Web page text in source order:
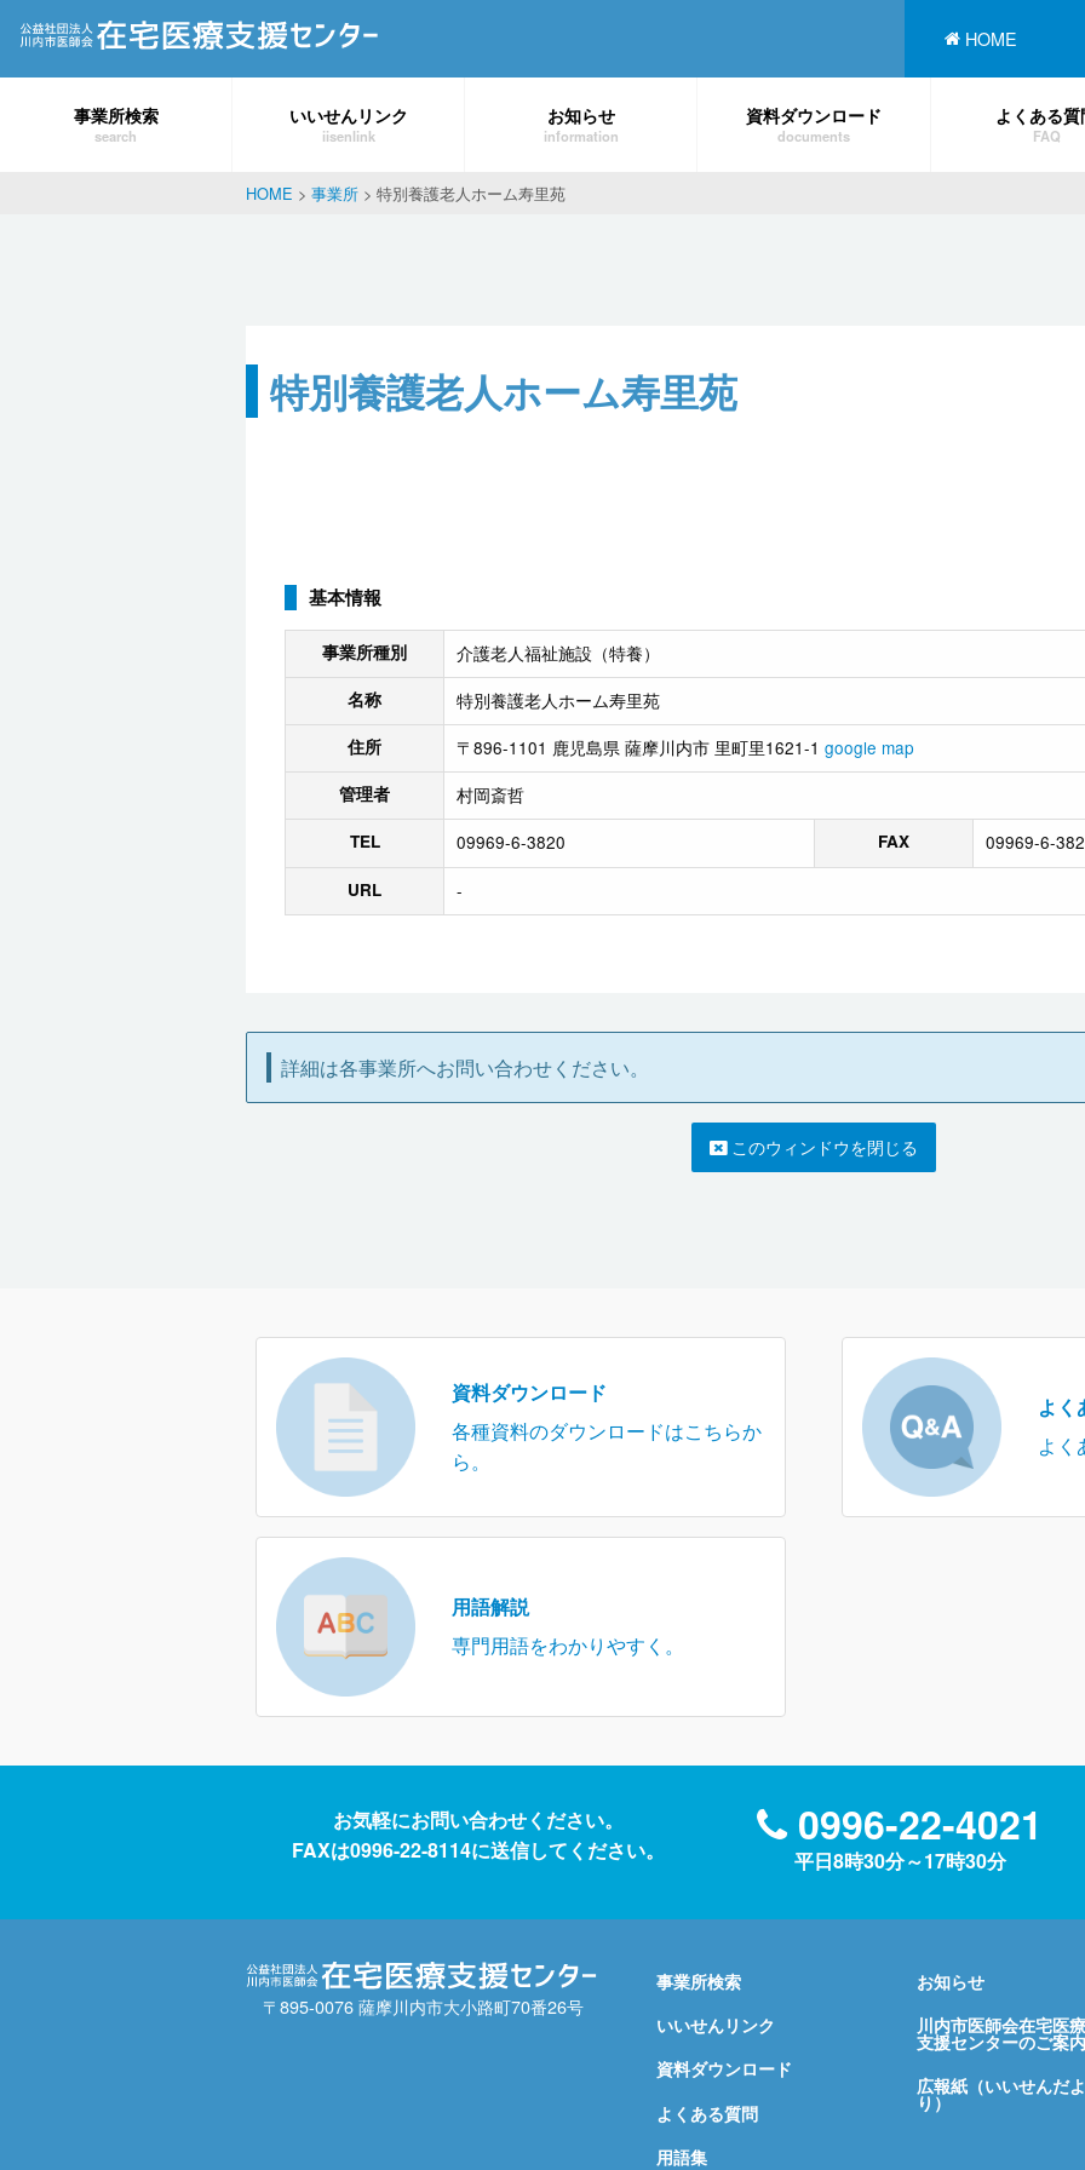
HOME
事業所検索
search
いいせんリンク
iisenlink
お知らせ
information
資料ダウンロード
documents
よくある質
FAQ
HOME > 事業所 > 特別養護老人ホーム寿里苑
特別養護老人ホーム寿里苑
基本情報
事業所種別 介護老人福祉施設（特養）
名称 特別養護老人ホーム寿里苑
住所 〒896-1101 鹿児島県 薩摩川内市 里町里1621-1 google map
管理者 村岡斎哲
TEL 09969-6-3820 FAX 09969-6-
URL -
詳細は各事業所へお問い合わせください。
このウィンドウを閉じる
資料ダウンロード
各種資料のダウンロードはこちらか
ら。
よく
よく
用語解説
専門用語をわかりやすく。
お気軽にお問い合わせください。
FAXは0996-22-8114に送信してください。
0996-22-4021
平日8時30分～17時30分
〒895-0076 薩摩川内市大小路町70番26号
事業所検索
いいせんリンク
資料ダウンロード
よくある質問
用語集
お知らせ
川内市医師会在宅医療
支援センターのご案内
広報紙（いいせんだよ
り）